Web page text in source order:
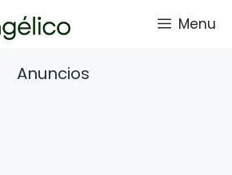
Menu
Anuncios